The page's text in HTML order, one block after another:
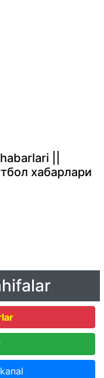
||
хабарлари